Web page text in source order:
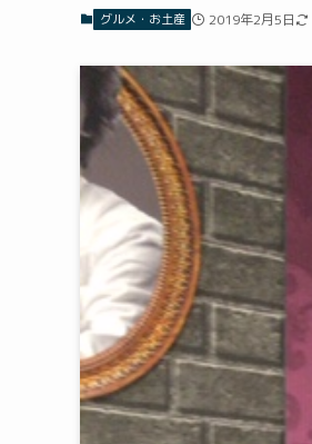
グルメ・お土産 2019年2月5日